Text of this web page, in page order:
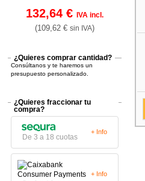
132,64 €IVA incl.
(109,62 €sin IVA)
¿Quieres comprar cantidad?
Consúltanos y te haremos un
presupuesto personalizado.
¿Quieres fraccionar tu
compra?
De 3 a 18 cuotas
+ Info
+ Info